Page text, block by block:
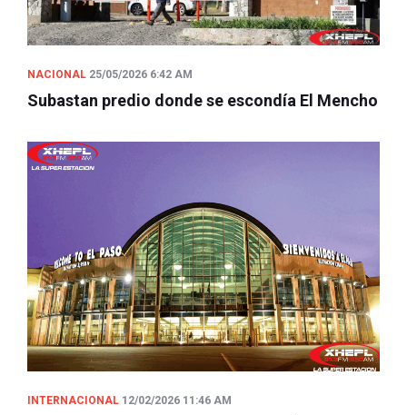
NACIONAL 25/05/2026 6:42 AM
Subastan predio donde se escondía El Mencho
INTERNACIONAL 12/02/2026 11:46 AM